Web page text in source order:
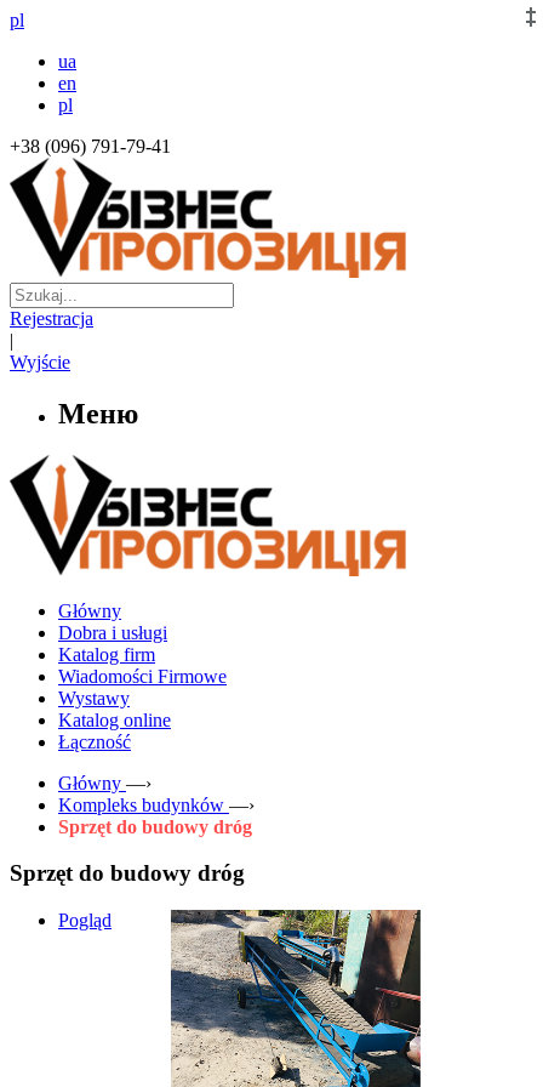
pl
ua
en
pl
+38 (096) 791-79-41
Rejestracja
|
Wyjście
Меню
Główny
Dobra i usługi
Katalog firm
Wiadomości Firmowe
Wystawy
Katalog online
Łączność
Główny —›
Kompleks budynków —›
Sprzęt do budowy dróg
Sprzęt do budowy dróg
Pogląd